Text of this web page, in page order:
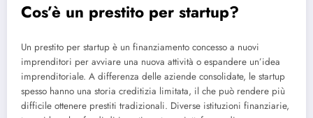
Cos’è un prestito per startup?
Un prestito per startup è un finanziamento concesso a nuovi
imprenditori per avviare una nuova attività o espandere un’idea
imprenditoriale. A differenza delle aziende consolidate, le startup
spesso hanno una storia creditizia limitata, il che può rendere più
difficile ottenere prestiti tradizionali. Diverse istituzioni finanziarie,